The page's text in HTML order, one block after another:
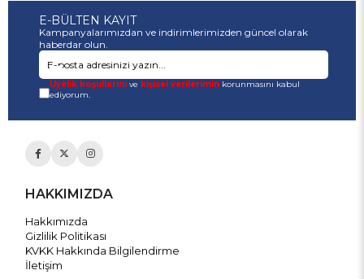
E-BÜLTEN KAYIT
Kampanyalarımızdan ve indirimlerimizden güncel olarak
haberdar olun.
Üyelik koşullarınıve kişisel verileriminkorunmasını kabul
ediyorum.
HAKKIMIZDA
Hakkımızda
Gizlilik Politikası
KVKK Hakkında Bilgilendirme
İletişim